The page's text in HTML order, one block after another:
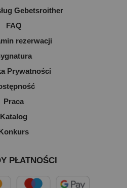
Gebetsroither
FAQ
rezerwacji
Prywatności
Praca
Katalog
PŁATNOŚCI